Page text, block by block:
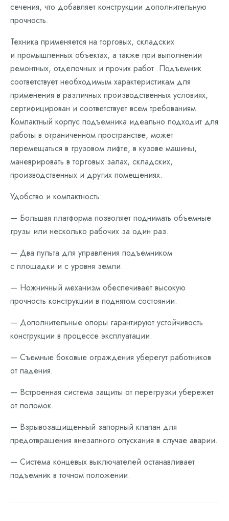
сечения, что добавляет конструкции дополнительную
прочность.
Техника применяется на торговых, складских
и промышленных объектах, а также при выполнении
ремонтных, отделочных и прочих работ. Подъемник
соответствует необходимым характеристикам для
применения в различных производственных условиях,
сертифицирован и соответствует всем требованиям.
Компактный корпус подъемника идеально подходит для
работы в ограниченном пространстве, может
перемещаться в грузовом лифте, в кузове машины,
маневрировать в торговых залах, складских,
производственных и других помещениях.
Удобство и компактность:
— Большая платформа позволяет поднимать объемные
грузы или несколько рабочих за один раз.
— Два пульта для управления подъемником
с площадки и с уровня земли.
— Ножничный механизм обеспечивает высокую
прочность конструкции в поднятом состоянии.
— Дополнительные опоры гарантируют устойчивость
конструкции в процессе эксплуатации.
— Съемные боковые ограждения уберегут работников
от падения.
— Встроенная система защиты от перегрузки убережет
от поломок.
— Взрывозащищенный запорный клапан для
предотвращения внезапного опускания в случае аварии.
— Система концевых выключателей останавливает
подъемник в точном положении.